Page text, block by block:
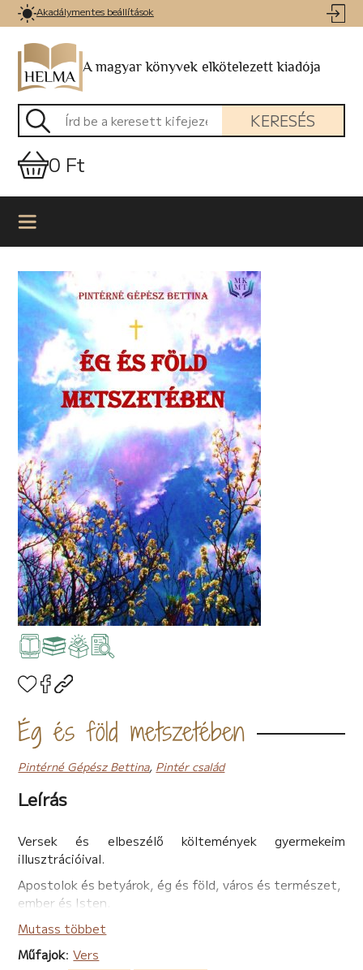
Akadálymentes beállítások
A magyar könyvek elkötelezett kiadója
KERESÉS
0 Ft
Ég és föld metszetében
Pintérné Gépész Bettina, Pintér család
Leírás
Versek és elbeszélő költemények gyermekeim
illusztrációival.
Apostolok és betyárok, ég és föld, város és természet,
ember és Isten.
Mutass többet
Műfajok:Vers